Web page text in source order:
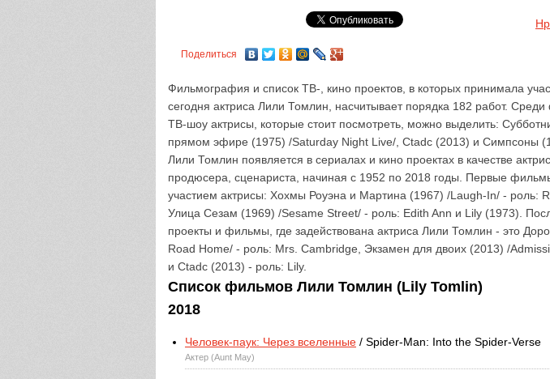
Поделиться
Фильмография и список ТВ-, кино проектов, в которых принимала
сегодня актриса Лили Томлин, насчитывает порядка 182 работ.
ТВ-шоу актрисы, которые стоит посмотреть, можно выделить:
прямом эфире (1975) /Saturday Night Live/, Ctadc (2013) и Симпсоны
Лили Томлин появляется в сериалах и кино проектах в качестве
продюсера, сценариста, начиная с 1952 по 2018 годы. Первые
участием актрисы: Хохмы Роуэна и Мартина (1967) /Laugh-In/ - роль:
Улица Сезам (1969) /Sesame Street/ - роль: Edith Ann и Lily (1973).
проекты и фильмы, где задействована актриса Лили Томлин - это
Road Home/ - роль: Mrs. Cambridge, Экзамен для двоих (2013) /
и Ctadc (2013) - роль: Lily.
Список фильмов Лили Томлин (Lily Tomlin)
2018
Человек-паук: Через вселенные / Spider-Man: Into the Spider-Verse
Актер (Aunt May)